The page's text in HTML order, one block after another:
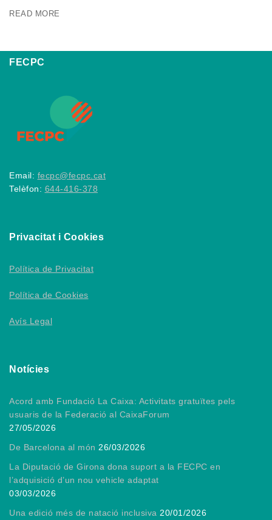
READ MORE
FECPC
Email: fecpc@fecpc.cat
Telèfon: 644-416-378
Privacitat i Cookies
Política de Privacitat
Política de Cookies
Avís Legal
Notícies
Acord amb Fundació La Caixa: Activitats gratuïtes pels
usuaris de la Federació al CaixaForum
27/05/2026
De Barcelona al món 26/03/2026
La Diputació de Girona dona suport a la FECPC en
l’adquisició d’un nou vehicle adaptat
03/03/2026
Una edició més de natació inclusiva 20/01/2026